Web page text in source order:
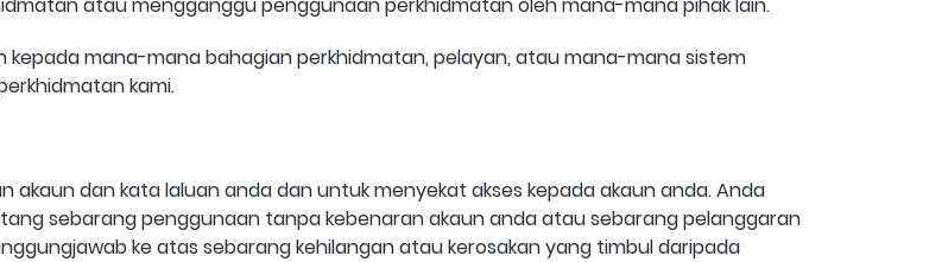
mana-mana bahagian perkhidmatan, pelayan, atau mana-mana sistem
kami.
dan kata laluan anda dan untuk menyekat akses kepada akaun anda. Anda
sebarang penggunaan tanpa kebenaran akaun anda atau sebarang pelanggaran
ke atas sebarang kehilangan atau kerosakan yang timbul daripada